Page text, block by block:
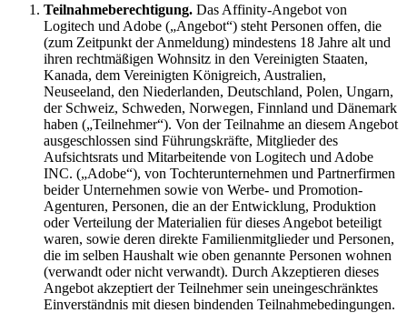
Teilnahmeberechtigung. Das Affinity-Angebot von
Logitech und Adobe („Angebot“) steht Personen offen, die
(zum Zeitpunkt der Anmeldung) mindestens 18 Jahre alt und
ihren rechtmäßigen Wohnsitz in den Vereinigten Staaten,
Kanada, dem Vereinigten Königreich, Australien,
Neuseeland, den Niederlanden, Deutschland, Polen, Ungarn,
der Schweiz, Schweden, Norwegen, Finnland und Dänemark
haben („Teilnehmer“). Von der Teilnahme an diesem Angebot
ausgeschlossen sind Führungskräfte, Mitglieder des
Aufsichtsrats und Mitarbeitende von Logitech und Adobe
INC. („Adobe“), von Tochterunternehmen und Partnerfirmen
beider Unternehmen sowie von Werbe- und Promotion-
Agenturen, Personen, die an der Entwicklung, Produktion
oder Verteilung der Materialien für dieses Angebot beteiligt
waren, sowie deren direkte Familienmitglieder und Personen,
die im selben Haushalt wie oben genannte Personen wohnen
(verwandt oder nicht verwandt). Durch Akzeptieren dieses
Angebot akzeptiert der Teilnehmer sein uneingeschränktes
Einverständnis mit diesen bindenden Teilnahmebedingungen.